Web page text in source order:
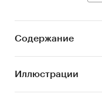
динамика
экспортеры
Спрос и
Конкурентная
деятельности
Содержание
Иллюстрации